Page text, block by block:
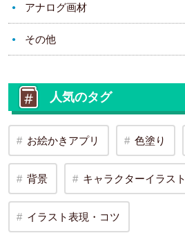
アナログ画材
その他
人気のタグ
お絵かきアプリ 色塗り
背景 キャラクターイラスト
イラスト表現・コツ